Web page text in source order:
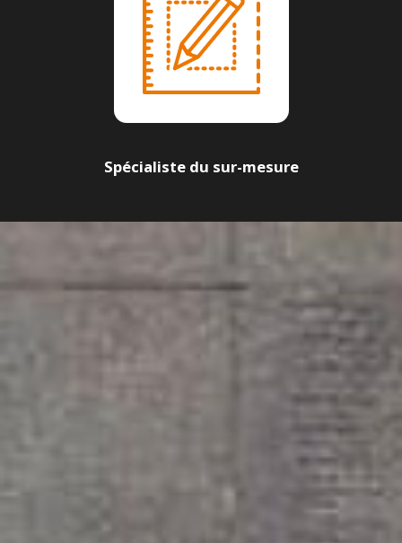
Spécialiste du sur-mesure